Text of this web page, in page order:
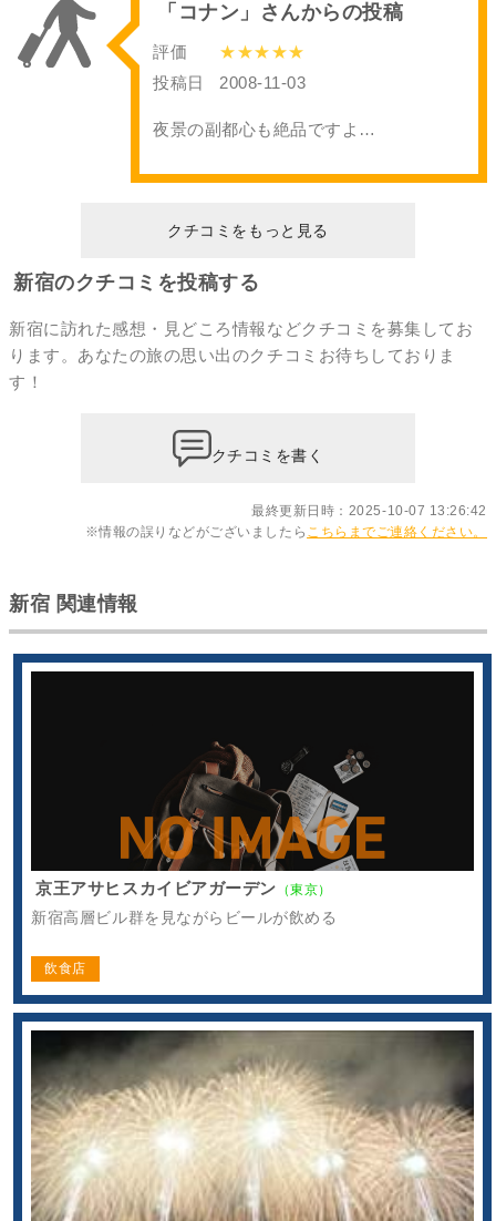
「コナン」さんからの投稿
評価
★★★★★
投稿日
2008-11-03
夜景の副都心も絶品ですよ…
クチコミをもっと見る
新宿のクチコミを投稿する
新宿に訪れた感想・見どころ情報などクチコミを募集してお
ります。あなたの旅の思い出のクチコミ お待ちしておりま
す！
クチコミを書く
最終更新日時：2025-10-07 13:26:42
※情報の誤りなどがございましたら こちらまでご連絡ください。
新宿 関連情報
京王アサヒスカイビアガーデン （東京）
新宿高層ビル群を見ながらビールが飲める
飲食店